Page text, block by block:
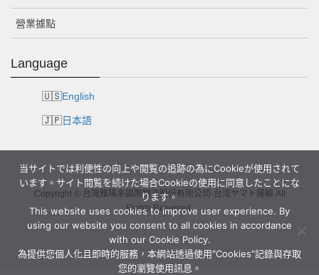
營業據點
Language
English
日本語
Copyright © 台灣雅瑪多國際物流股份有限公司-台湾ヤマト運輸 All
Rights Reserved.
当サイトでは利便性の向上や閲覧の追跡の為にCookieが使用されて
います。サイト閲覧を続けた場合Cookieの使用に同意したことにな
ります。
This website uses cookies to improve user experience. By
using our website you consent to all cookies in accordance
with our Cookie Policy.
為提供您個人化且即時的服務，本網站透過使用"Cookies"記錄與存取
您的瀏覽使用訊息。